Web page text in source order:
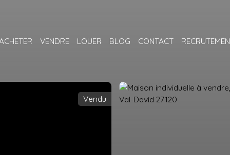
ACHETER VENDRE LOUER BLOG CONTACT
Vendu